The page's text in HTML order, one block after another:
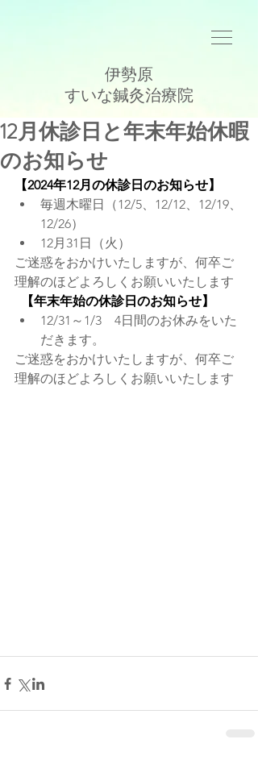
伊勢原
​すいな鍼灸治療院
12月休診日と年末年始休暇
のお知らせ
【2024年12月の休診日のお知らせ】
毎週木曜日（12/5、12/12、12/19、
12/26）
12月31日（火）
ご迷惑をおかけいたしますが、何卒ご
理解のほどよろしくお願いいたします
【年末年始の休診日のお知らせ】
12/31～1/3　4日間のお休みをいた
だきます。
ご迷惑をおかけいたしますが、何卒ご
理解のほどよろしくお願いいたします​